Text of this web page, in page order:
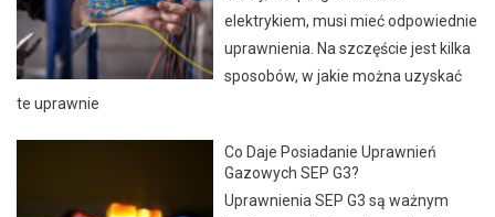
elektrykiem, musi mieć odpowiednie
uprawnienia. Na szczęście jest kilka
sposobów, w jakie można uzyskać
te uprawnie
Co Daje Posiadanie Uprawnień
Gazowych SEP G3?
Uprawnienia SEP G3 są ważnym